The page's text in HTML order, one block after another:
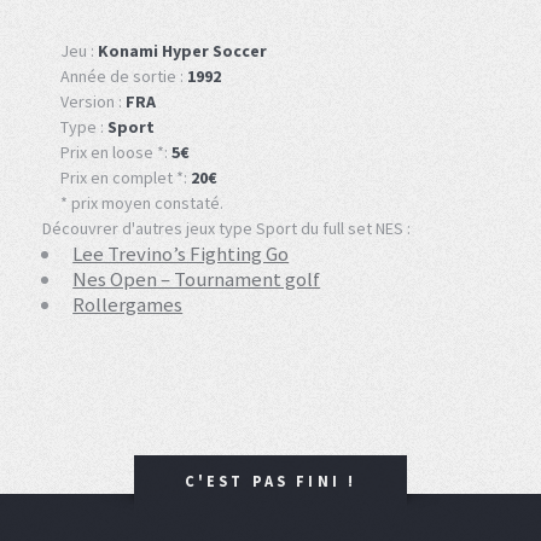
Jeu : Konami Hyper Soccer
Année de sortie : 1992
Version : FRA
Type : Sport
Prix en loose *: 5€
Prix en complet *: 20€
* prix moyen constaté.
Découvrer d'autres jeux type Sport du full set NES :
Lee Trevino’s Fighting Go
Nes Open – Tournament golf
Rollergames
C'EST PAS FINI !